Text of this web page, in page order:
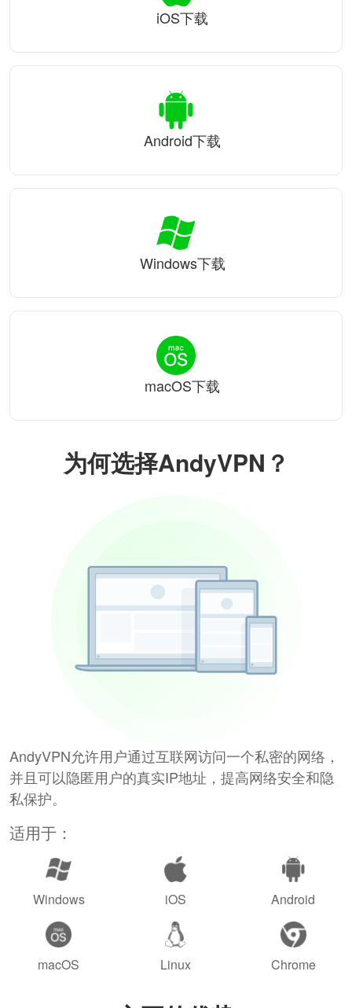
为何选择AndyVPN？
AndyVPN允许用户通过互联网访问一个私密的网络，
并且可以隐匿用户的真实IP地址，提高网络安全和隐
私保护。
适用于：
Windows iOS Android
macOS Linux Chrome
iOS下载
Android下载
Windows下载
macOS下载